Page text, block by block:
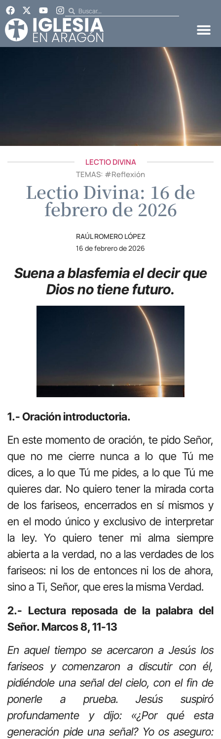
LECTIO DIVINA
TEMAS: #Reflexión
Lectio Divina: 16 de
febrero de 2026
RAÚL ROMERO LÓPEZ
16 de febrero de 2026
Suena a blasfemia el decir que
Dios no tiene futuro.
1.- Oración introductoria.
En este momento de oración, te pido Señor,
que no me cierre nunca a lo que Tú me
dices, a lo que Tú me pides, a lo que Tú me
quieres dar. No quiero tener la mirada corta
de los fariseos, encerrados en sí mismos y
en el modo único y exclusivo de interpretar
la ley. Yo quiero tener mi alma siempre
abierta a la verdad, no a las verdades de los
fariseos: ni los de entonces ni los de ahora,
sino a Ti, Señor, que eres la misma Verdad.
2.- Lectura reposada de la palabra del
Señor. Marcos 8, 11-13
En aquel tiempo se acercaron a Jesús los
fariseos y comenzaron a discutir con él,
pidiéndole una señal del cielo, con el fin de
ponerle a prueba. Jesús suspiró
profundamente y dijo: «¿Por qué esta
generación pide una señal? Yo os aseguro: